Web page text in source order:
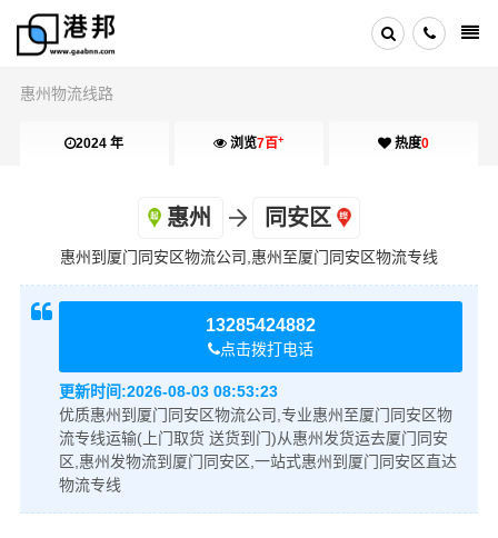
惠州物流线路
2024 年 浏览7百+ 热度0
惠州 同安区
惠州到厦门同安区物流公司,惠州至厦门同安区物流专线
13285424882
点击拨打电话
更新时间:2026-08-03 08:53:23
优质惠州到厦门同安区物流公司,专业惠州至厦门同安区物
流专线运输(上门取货 送货到门)从惠州发货运去厦门同安
区,惠州发物流到厦门同安区,一站式惠州到厦门同安区直达
物流专线